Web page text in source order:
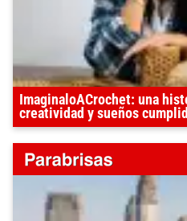
ImaginaloACrochet: una
creatividad y sueños